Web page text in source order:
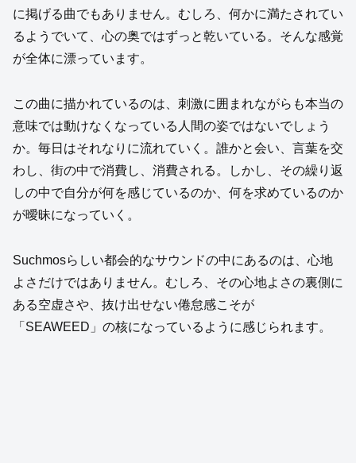
に掲げる曲でもありません。むしろ、何かに満たされてい
るようでいて、心の奥ではずっと乾いている。そんな感覚
が全体に漂っています。
この曲に描かれているのは、刺激に囲まれながらも本当の
意味では動けなくなっている人間の姿ではないでしょう
か。毎日はそれなりに流れていく。誰かと会い、言葉を交
わし、街の中で消費し、消費される。しかし、その繰り返
しの中で自分が何を感じているのか、何を求めているのか
が曖昧になっていく。
Suchmosらしい都会的なサウンドの中にあるのは、心地
よさだけではありません。むしろ、その心地よさの裏側に
ある空虚さや、抜け出せない倦怠感こそが
「SEAWEED」の核になっているように感じられます。